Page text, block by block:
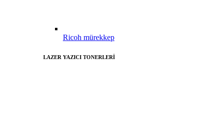
Ricoh mürekkep
LAZER YAZICI TONERLERİ